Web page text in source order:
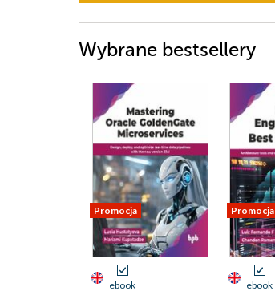
Wybrane bestsellery
Promocja
ebook
Promocja
ebook